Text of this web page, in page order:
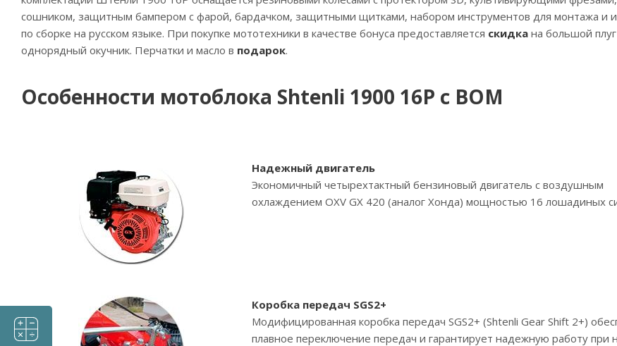
сошником, защитным бампером с фарой, бардачком, защитными щитками, набором инструментов для монтажа и
по сборке на русском языке. При покупке мототехники в качестве бонуса предоставляется скидка на большой
однорядный окучник. Перчатки и масло в подарок.
Особенности мотоблока Shtenli 1900 16P с ВОМ
Надежный двигатель
Экономичный четырехтактный бензиновый двигатель с воздушным
охлаждением OXV GX 420 (аналог Хонда) мощностью 16 лошадиных
Коробка передач SGS2+
Модифицированная коробка передач SGS2+ (Shtenli Gear Shift 2+)
плавное переключение передач и гарантирует надежную работу при